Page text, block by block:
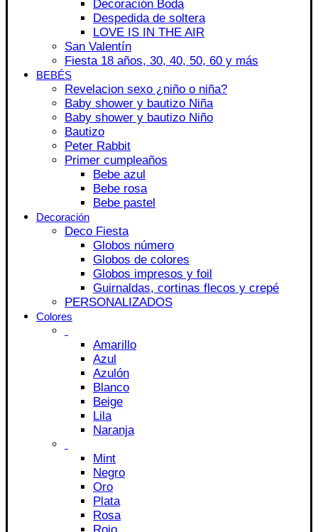
Decoración Boda
Despedida de soltera
LOVE IS IN THE AIR
San Valentín
Fiesta 18 años, 30, 40, 50, 60 y más
BEBÉS
Revelacion sexo ¿niño o niña?
Baby shower y bautizo Niña
Baby shower y bautizo Niño
Bautizo
Peter Rabbit
Primer cumpleaños
Bebe azul
Bebe rosa
Bebe pastel
Decoración
Deco Fiesta
Globos número
Globos de colores
Globos impresos y foil
Guirnaldas, cortinas flecos y crepé
PERSONALIZADOS
Colores
Amarillo
Azul
Azulón
Blanco
Beige
Lila
Naranja
Mint
Negro
Oro
Plata
Rosa